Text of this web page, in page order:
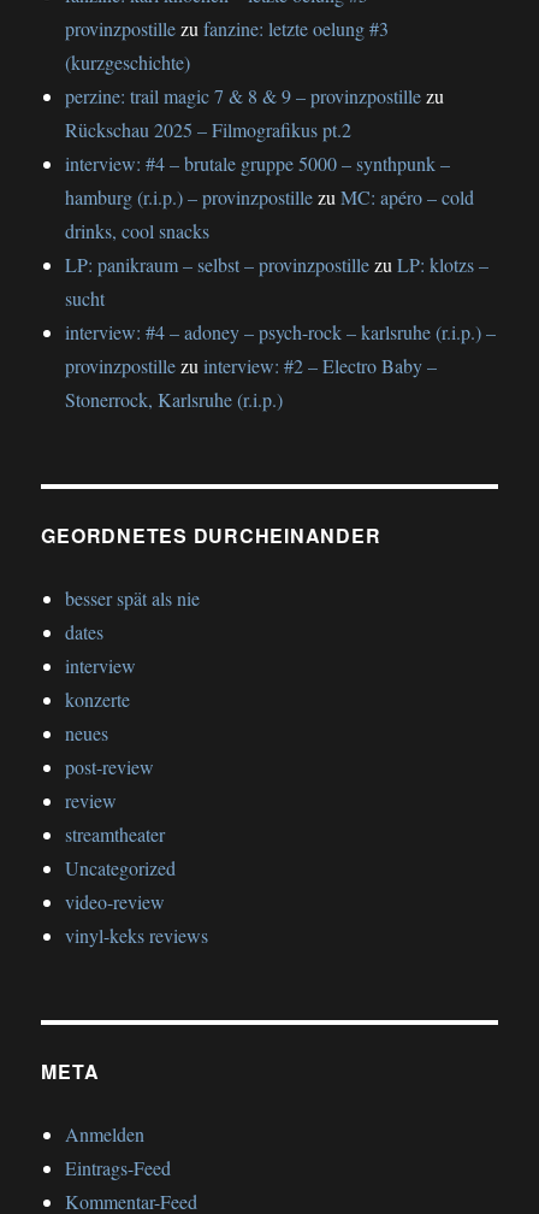
provinzpostillezufanzine: letzte oelung #3
(kurzgeschichte)
perzine: trail magic 7 & 8 & 9 – provinzpostillezu
Rückschau 2025 – Filmografikus pt.2
interview: #4 – brutale gruppe 5000 – synthpunk –
hamburg (r.i.p.) – provinzpostillezuMC: apéro – cold
drinks, cool snacks
LP: panikraum – selbst – provinzpostillezuLP: klotzs –
sucht
interview: #4 – adoney – psych-rock – karlsruhe (r.i.p.) –
provinzpostillezuinterview: #2 – Electro Baby –
Stonerrock, Karlsruhe (r.i.p.)
GEORDNETES DURCHEINANDER
besser spät als nie
dates
interview
konzerte
neues
post-review
review
streamtheater
Uncategorized
video-review
vinyl-keks reviews
META
Anmelden
Eintrags-Feed
Kommentar-Feed